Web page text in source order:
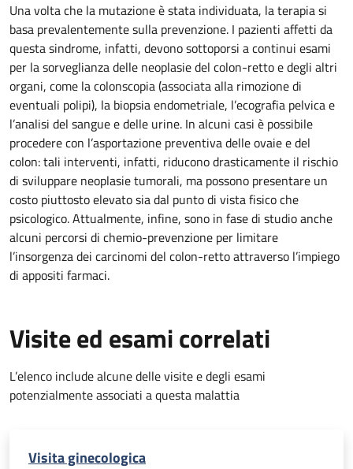
Una volta che la mutazione è stata individuata, la terapia si
basa prevalentemente sulla prevenzione. I pazienti affetti da
questa sindrome, infatti, devono sottoporsi a continui esami
per la sorveglianza delle neoplasie del colon-retto e degli altri
organi, come la colonscopia (associata alla rimozione di
eventuali polipi), la biopsia endometriale, l’ecografia pelvica e
l’analisi del sangue e delle urine. In alcuni casi è possibile
procedere con l’asportazione preventiva delle ovaie e del
colon: tali interventi, infatti, riducono drasticamente il rischio
di sviluppare neoplasie tumorali, ma possono presentare un
costo piuttosto elevato sia dal punto di vista fisico che
psicologico. Attualmente, infine, sono in fase di studio anche
alcuni percorsi di chemio-prevenzione per limitare
l’insorgenza dei carcinomi del colon-retto attraverso l’impiego
di appositi farmaci.
Visite ed esami correlati
L’elenco include alcune delle visite e degli esami
potenzialmente associati a questa malattia
Visita ginecologica